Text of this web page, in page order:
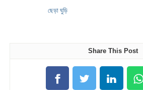
ছেড়া ঘুড়ি
Share This Post